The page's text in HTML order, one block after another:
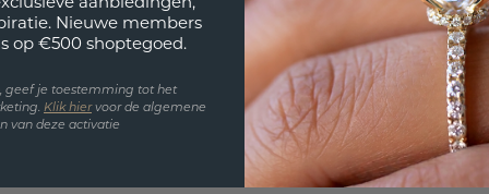
Nieuwe members
op €500 shoptegoed.
geef je toestemming tot het
Klik hiervoor de algemene
van deze activatie